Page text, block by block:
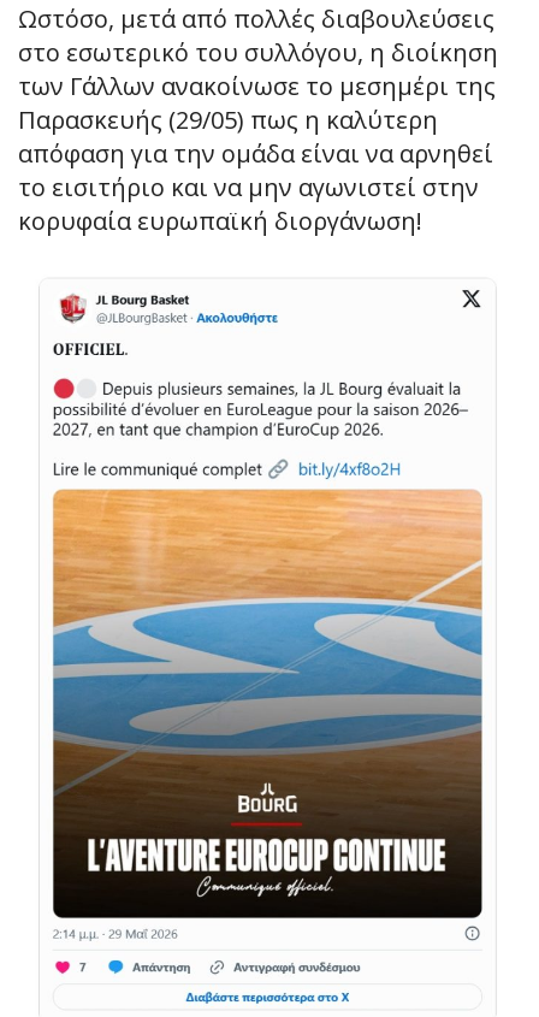
Ωστόσο, μετά από πολλές διαβουλεύσεις
στο εσωτερικό του συλλόγου, η διοίκηση
των Γάλλων ανακοίνωσε το μεσημέρι της
Παρασκευής (29/05) πως η καλύτερη
απόφαση για την ομάδα είναι να αρνηθεί
το εισιτήριο και να μην αγωνιστεί στην
κορυφαία ευρωπαϊκή διοργάνωση!